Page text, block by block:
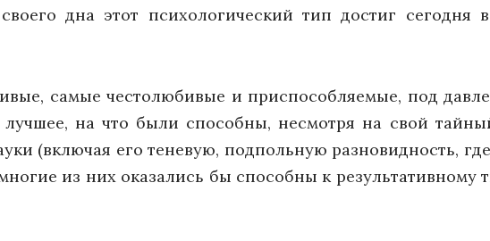
дна этот психологический тип достиг
самые честолюбивые и приспособляемые, под
на что были способны, несмотря на свой
(включая его теневую, подпольную разновидность,
из них оказались бы способны к результативному